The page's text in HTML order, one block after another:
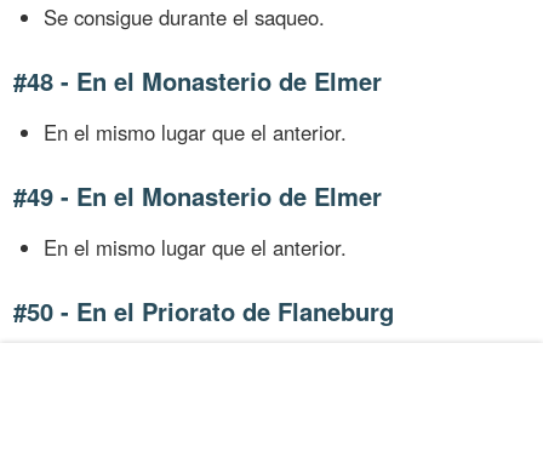
Se consigue durante el saqueo.
#48 - En el Monasterio de Elmer
En el mismo lugar que el anterior.
#49 - En el Monasterio de Elmer
En el mismo lugar que el anterior.
#50 - En el Priorato de Flaneburg